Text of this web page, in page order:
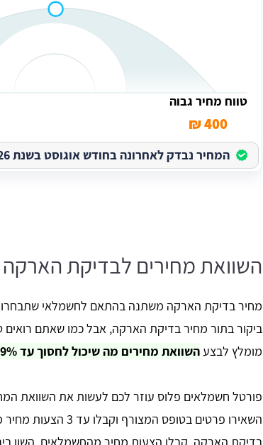
טווח מחיר גבוה
400 ₪
המחיר נבדק לאחרונה בחודש אוגוסט בשנת 2026.
השוואת מחירים לבדיקת הארקה
מחיר בדיקת הארקה משתנה בהתאם לחשמלאי שתבחרו.
ביקור בתור מחיר בדיקת הארקה, אבל כמו שאתם רואים
מומלץ לבצעהשוואת מחירים מה שיכול לחסוך עד 39% מהמחיר של בדיקת הארקה.
פורטל חשמלאים פלוס עוזר לכם לעשות את השוואת
השאירו פרטים בטופס